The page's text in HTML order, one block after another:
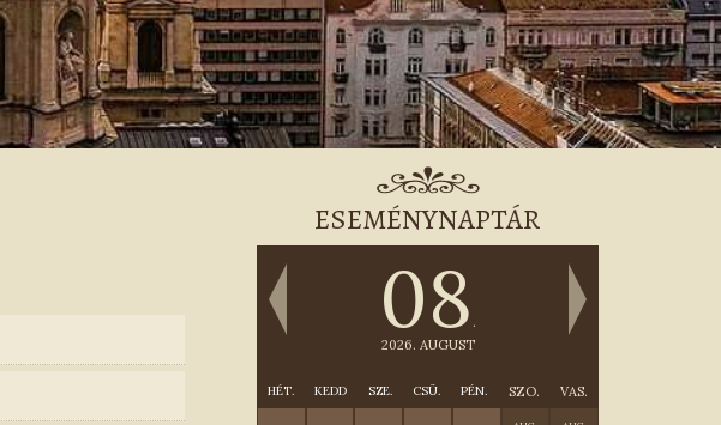
ESEMÉNYNAPTÁR
08 .
2026. AUGUST
HÉT. KEDD SZE. CSÜ. PÉN. SZO. VAS.